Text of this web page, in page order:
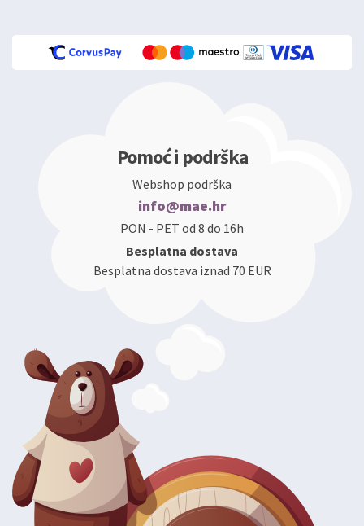
Pomoć i podrška
Webshop podrška
info@mae.hr
PON - PET od 8 do 16h
Besplatna dostava
Besplatna dostava iznad 70 EUR